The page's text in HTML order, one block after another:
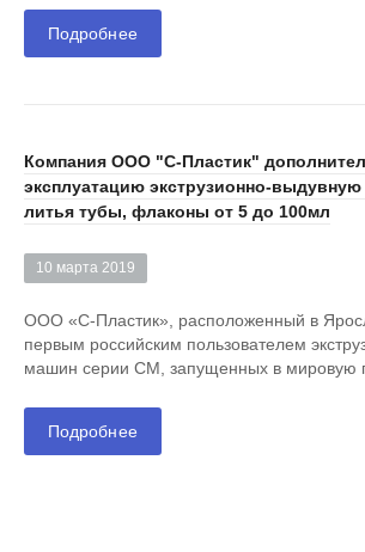
Подробнее
Компания ООО "С-Пластик"
эксплуатацию экструзионно-
литья тубы, флаконы от 5 до 100мл
10 марта 2019
ООО «С-Пластик», расположенный в
первым российским пользователем
машин серии СM, запущенных в мировую
Подробнее